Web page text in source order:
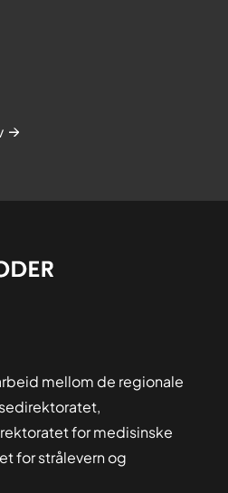
mellom de regionale
for medisinske
for strålevern og